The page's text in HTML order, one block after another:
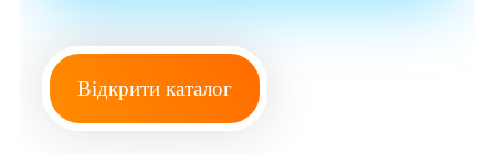
Відкрити каталог